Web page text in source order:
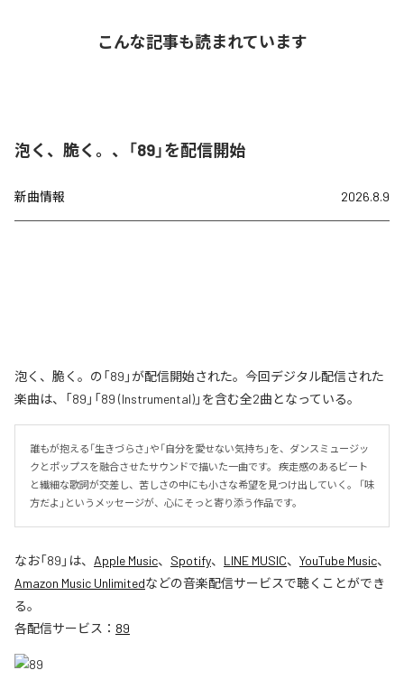
こんな記事も読まれています
泡く、脆く。、「89」を配信開始
新曲情報 2026.8.9
泡く、脆く。の「89」が配信開始された。今回デジタル配信された
楽曲は、「89」「89 (Instrumental)」を含む全2曲となっている。
誰もが抱える「生きづらさ」や「自分を愛せない気持ち」を、ダンスミュージッ
クとポップスを融合させたサウンドで描いた一曲です。 疾走感のあるビート
と繊細な歌詞が交差し、苦しさの中にも小さな希望を見つけ出していく。 「味
方だよ」というメッセージが、心にそっと寄り添う作品です。
なお「89 」は、 Apple Music、 Spotify、 LINE MUSIC、 YouTube Music、
Amazon Music Unlimitedなどの音楽配信サービスで聴くことができ
る。
各配信サービス： 89